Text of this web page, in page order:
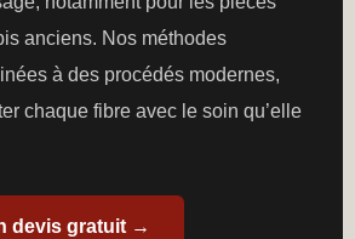
anciens. Nos méthodes
à des procédés modernes,
chaque fibre avec le soin qu’elle
devis gratuit →